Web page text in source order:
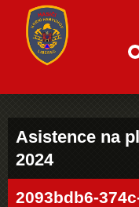
Asistence na
2024
2093bdb6-